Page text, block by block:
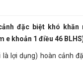
đặc biệt khó khăn
e khoản 1 điều 46
là lợi dụng) hoàn cảnh